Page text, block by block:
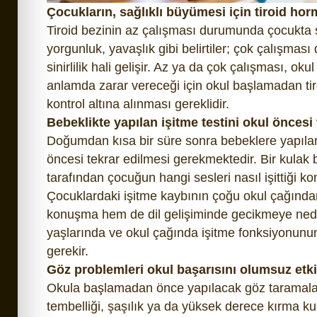
Çocukların, sağlıklı büyümesi için tiroid
Tiroid bezinin az çalışması durumunda çocukta
yorgunluk, yavaşlık gibi belirtiler; çok çalışması
sinirlilik hali gelişir. Az ya da çok çalışması, okul
anlamda zarar vereceği için okul başlamadan
kontrol altına alınması gereklidir.
Bebeklikte yapılan işitme testini okul öncesi
Doğumdan kısa bir süre sonra bebeklere
öncesi tekrar edilmesi gerekmektedir. Bir kulak
tarafından çocuğun hangi sesleri nasıl işittiği
Çocuklardaki işitme kaybının çoğu okul
konuşma hem de dil gelişiminde gecikmeye
yaşlarında ve okul çağında işitme
gerekir.
Göz problemleri okul başarısını olumsuz
Okula başlamadan önce yapılacak göz
tembelliği, şaşılık ya da yüksek derece kırma